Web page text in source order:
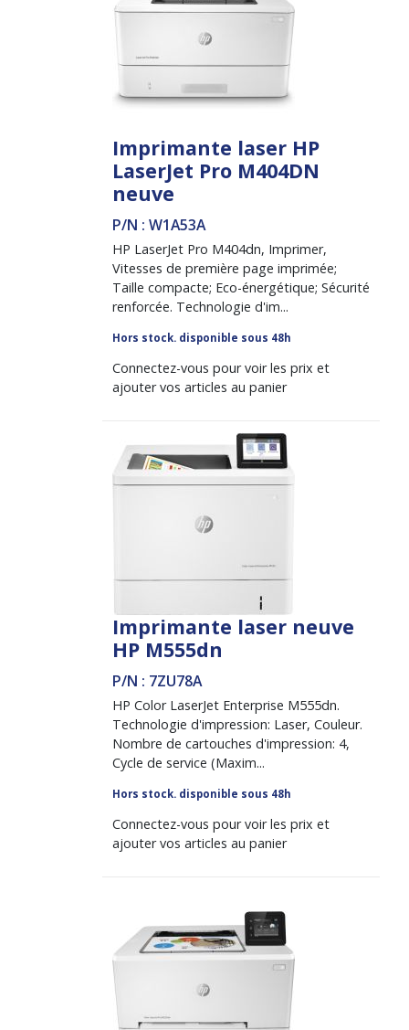
Imprimante laser HP
LaserJet Pro M404DN
neuve
P/N : W1A53A
HP LaserJet Pro M404dn, Imprimer,
Vitesses de première page imprimée;
Taille compacte; Eco-énergétique; Sécurité
renforcée. Technologie d'im...
Hors stock. disponible sous 48h
Connectez-vous pour voir les prix et
ajouter vos articles au panier
Imprimante laser neuve
HP M555dn
P/N : 7ZU78A
HP Color LaserJet Enterprise M555dn.
Technologie d'impression: Laser, Couleur.
Nombre de cartouches d'impression: 4,
Cycle de service (Maxim...
Hors stock. disponible sous 48h
Connectez-vous pour voir les prix et
ajouter vos articles au panier